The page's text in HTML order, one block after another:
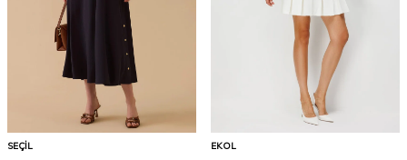
SEÇIL EKOL